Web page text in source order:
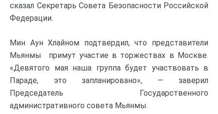
сказал Секретарь Совета Безопасности Российской
Федерации.
Мин Аун Хлайном подтвердил, что представители
Мьянмы примут участие в торжествах в Москве.
«Девятого мая наша группа будет участвовать в
Параде, это запланировано», — заверил
Председатель Государственного
административного совета Мьянмы.